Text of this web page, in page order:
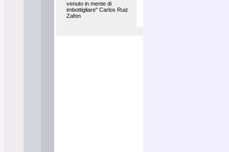
venuto in mente di
imbottigliare" Carlos Ruiz
Zafon